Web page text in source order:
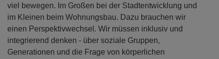
viel bewegen. Im Großen bei der Stadtentwicklung und
im Kleinen beim Wohnungsbau. Dazu brauchen wir
einen Perspektivwechsel. Wir müssen inklusiv und
integrierend denken - über soziale Gruppen,
Generationen und die Frage von körperlichen